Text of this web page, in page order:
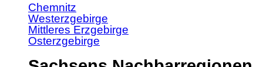
Chemnitz
Westerzgebirge
Mittleres Erzgebirge
Osterzgebirge